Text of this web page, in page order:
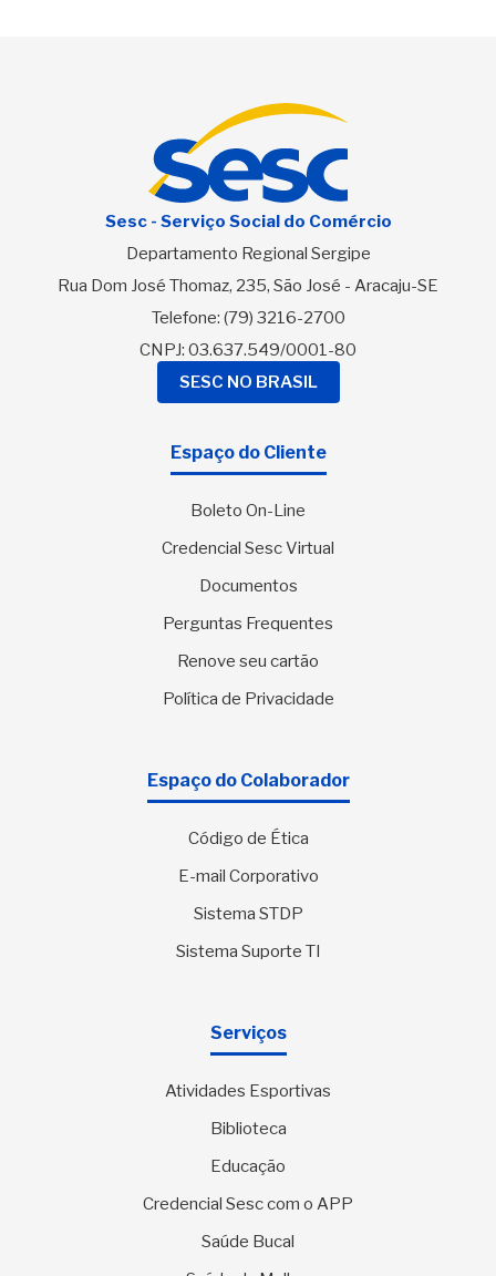
Sesc - Serviço Social do Comércio
Departamento Regional Sergipe
Rua Dom José Thomaz, 235, São José - Aracaju-SE
Telefone: (79) 3216-2700
CNPJ: 03.637.549/0001-80
SESC NO BRASIL
Espaço do Cliente
Boleto On-Line
Credencial Sesc Virtual
Documentos
Perguntas Frequentes
Renove seu cartão
Política de Privacidade
Espaço do Colaborador
Código de Ética
E-mail Corporativo
Sistema STDP
Sistema Suporte TI
Serviços
Atividades Esportivas
Biblioteca
Educação
Credencial Sesc com o APP
Saúde Bucal